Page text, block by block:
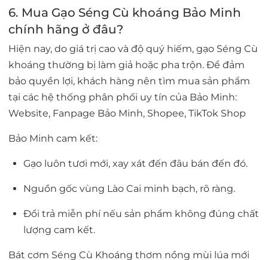
6. Mua Gạo Séng Cù khoáng Bảo Minh
chính hãng ở đâu?
Hiện nay, do giá trị cao và độ quý hiếm, gạo Séng Cù
khoáng thường bị làm giả hoặc pha trộn. Để đảm
bảo quyền lợi, khách hàng nên tìm mua sản phẩm
tại các hệ thống phân phối uy tín của Bảo Minh:
Website, Fanpage Bảo Minh, Shopee, TikTok Shop
Bảo Minh cam kết:
Gạo luôn tươi mới, xay xát đến đâu bán đến đó.
Nguồn gốc vùng Lào Cai minh bạch, rõ ràng.
Đổi trả miễn phí nếu sản phẩm không đúng chất
lượng cam kết.
Bát cơm Séng Cù Khoáng thơm nồng mùi lúa mới